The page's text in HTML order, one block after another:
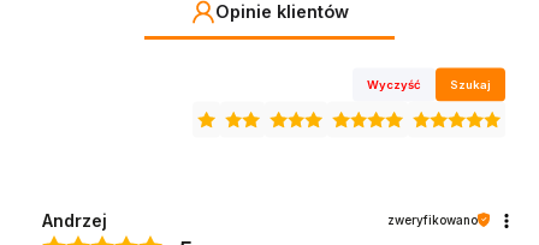
Opinie klientów
Wyczyść Szukaj
Andrzej zweryfikowano